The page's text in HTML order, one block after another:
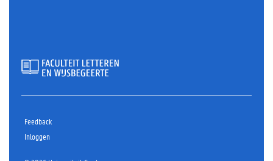
Feedback
Inloggen